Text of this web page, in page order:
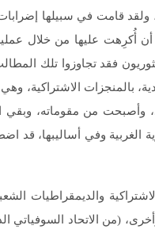
ولقد قامت في سبيلها
أُكرِهت عليها من خلال
فقد تجاوزوا تلك
الاشتراكية، وهي
وأصبحت من مقوماته، وبقي
الغربية وفي أساليبها، قد
والديمقراطيات
(من الاتحاد السوفياتي